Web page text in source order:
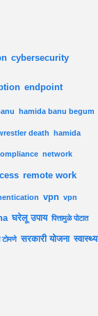
cybersecurity
endpoint
hamida banu begum
death hamida
network
remote work
vpn vpn
घरेलू उपाय पित्तामुळे पोटात
टोमणे सरकारी योजना स्वास्थ्य